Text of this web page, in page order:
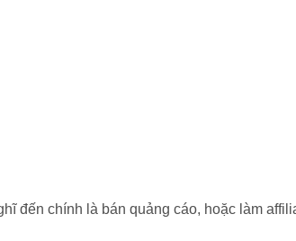
chính là bán quảng cáo, hoặc làm